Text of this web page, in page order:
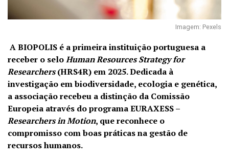
Imagem: Pexels
A BIOPOLIS é a primeira instituição portuguesa a
receber o seloHuman Resources Strategy for
Researchers(HRS4R) em 2025. Dedicada à
investigação em biodiversidade, ecologia e genética,
a associação recebeu a distinção da Comissão
Europeia através do programa EURAXESS –
Researchers in Motion, que reconhece o
compromisso com boas práticas na gestão de
recursos humanos.